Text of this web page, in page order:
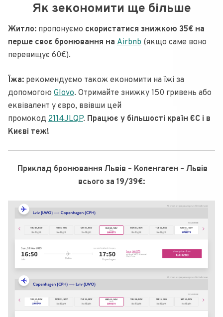
Як зекономити ще більше
Житло: пропонуємо скористатися знижкою 35€ на
перше своє бронювання на Airbnb (якщо саме воно
перевищує 60€).
Їжа: рекомендуємо також економити на їжі за
допомогою Glovo. Отримайте знижку 150 гривень або
еквівалент у євро, ввівши цей
промокод 2114JLQP. Працює у більшості країн ЄС і в
Києві теж!
Приклад бронювання Львів – Копенгаген – Львів
всього за 19/39€: